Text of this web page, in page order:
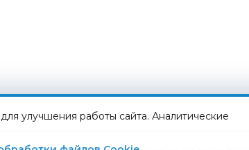
улучшения работы сайта. Аналитические